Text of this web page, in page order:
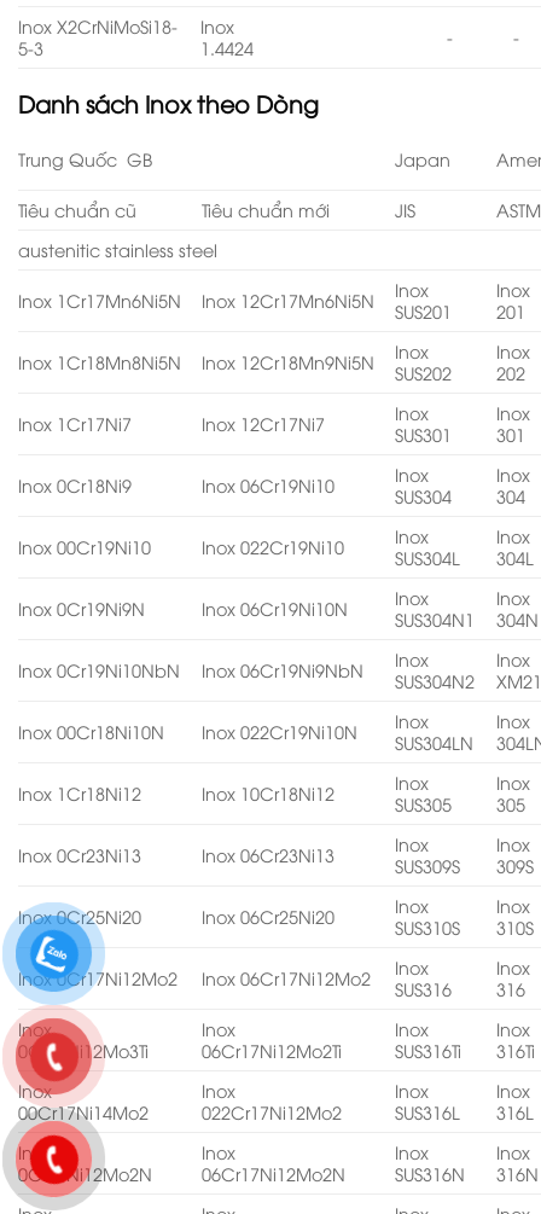
Inox X2CrNiMoSi18-
5-3
Inox
1.4424
- -
Danh sách Inox theo Dòng
Trung Quốc GB Japan
Tiêu chuẩn cũ Tiêu chuẩn mới JIS
ASTM
austenitic stainless steel
Inox 1Cr17Mn6Ni5N Inox 12Cr17Mn6Ni5N
Inox
SUS201
Inox
201
Inox 1Cr18Mn8Ni5N Inox 12Cr18Mn9Ni5N
Inox
SUS202
Inox
202
Inox 1Cr17Ni7 Inox 12Cr17Ni7
Inox
SUS301
Inox
301
Inox 0Cr18Ni9 Inox 06Cr19Ni10
Inox
SUS304
Inox
304
Inox 00Cr19Ni10 Inox 022Cr19Ni10
Inox
SUS304L
Inox
304L
Inox 0Cr19Ni9N Inox 06Cr19Ni10N
Inox
SUS304N1
Inox
304N
Inox 0Cr19Ni10NbN Inox 06Cr19Ni9NbN
Inox
SUS304N2
Inox
Inox 00Cr18Ni10N Inox 022Cr19Ni10N
Inox
SUS304LN
Inox
Inox 1Cr18Ni12 Inox 10Cr18Ni12
Inox
SUS305
Inox
305
Inox 0Cr23Ni13 Inox 06Cr23Ni13
Inox
SUS309S
Inox
309S
Inox 0Cr25Ni20 Inox 06Cr25Ni20
Inox
SUS310S
Inox
310S
Inox 0Cr17Ni12Mo2 Inox 06Cr17Ni12Mo2
Inox
SUS316
Inox
316
Inox
0Cr18Ni12Mo3Ti
Inox
06Cr17Ni12Mo2Ti
Inox
SUS316Ti
Inox
316Ti
Inox
00Cr17Ni14Mo2
Inox
022Cr17Ni12Mo2
Inox
SUS316L
Inox
316L
Inox
0Cr17Ni12Mo2N
Inox
06Cr17Ni12Mo2N
Inox
SUS316N
Inox
316N